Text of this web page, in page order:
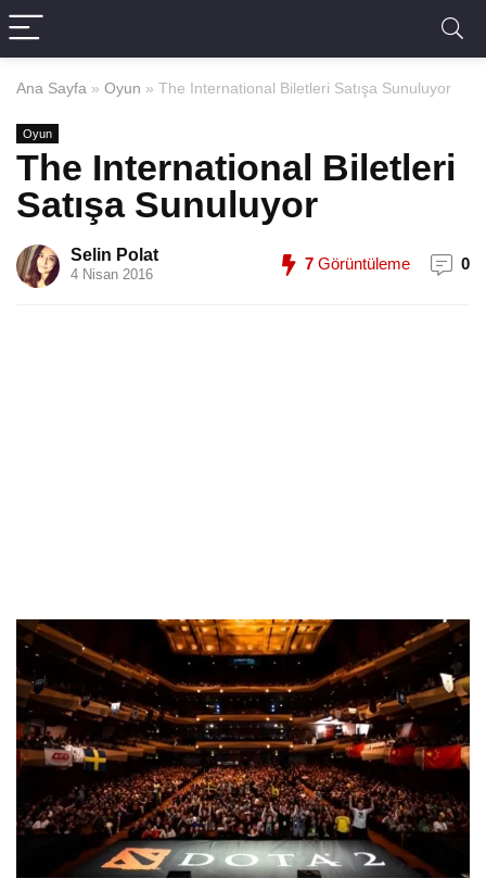
Ana Sayfa » Oyun » The International Biletleri Satışa Sunuluyor
Oyun
The International Biletleri
Satışa Sunuluyor
Selin Polat
4 Nisan 2016
7 Görüntüleme 0